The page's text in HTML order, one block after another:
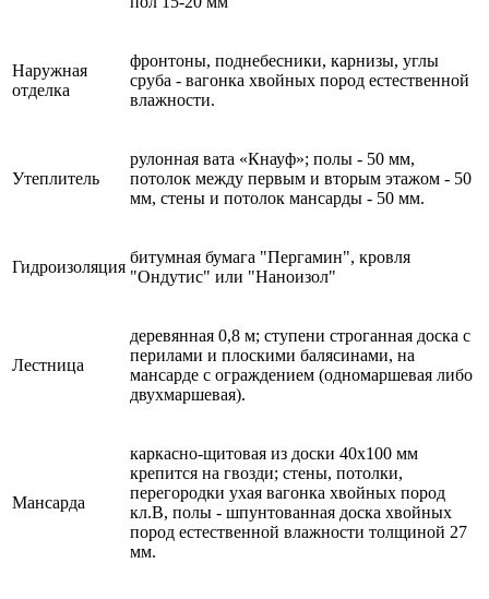
Наружная
отделка
фронтоны, поднебесники, карнизы, углы
сруба - вагонка хвойных пород естественной
влажности.
Утеплитель
рулонная вата «Кнауф»; полы - 50 мм,
потолок между первым и вторым этажом - 50
мм, стены и потолок мансарды - 50 мм.
Гидроизоляция
битумная бумага "Пергамин", кровля
"Ондутис" или "Наноизол"
Лестница
деревянная 0,8 м; ступени строганная доска с
перилами и плоскими балясинами, на
мансарде с ограждением (одномаршевая либо
двухмаршевая).
Мансарда
каркасно-щитовая из доски 40х100 мм
крепится на гвозди; стены, потолки,
перегородки ухая вагонка хвойных пород
кл.В, полы - шпунтованная доска хвойных
пород естественной влажности толщиной 27
мм.